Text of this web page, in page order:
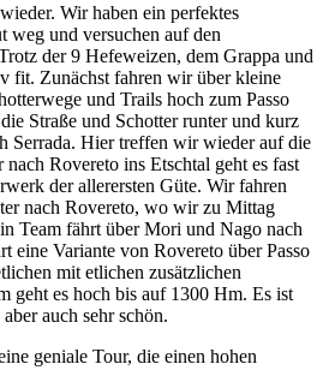
Wir haben ein perfektes
weg und versuchen auf den
der 9 Hefeweizen, dem Grappa und
fit. Zunächst fahren wir über kleine
und Trails hoch zum Passo
Straße und Schotter runter und kurz
Serrada. Hier treffen wir wieder auf die
Rovereto ins Etschtal geht es fast
der allerersten Güte. Wir fahren
nach Rovereto, wo wir zu Mittag
Team fährt über Mori und Nago nach
eine Variante von Rovereto über Passo
mit etlichen zusätzlichen
geht es hoch bis auf 1300 Hm. Es ist
auch sehr schön.
geniale Tour, die einen hohen